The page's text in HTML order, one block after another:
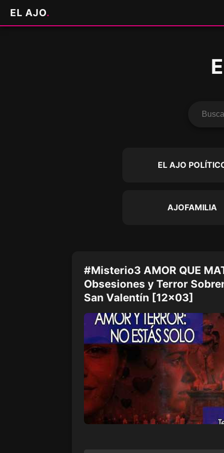
EL AJO.
EL AJO
AJOFAMILIA
#Misterio3 AMOR QUE
Obsesiones y Terror
San Valentín [12x03]